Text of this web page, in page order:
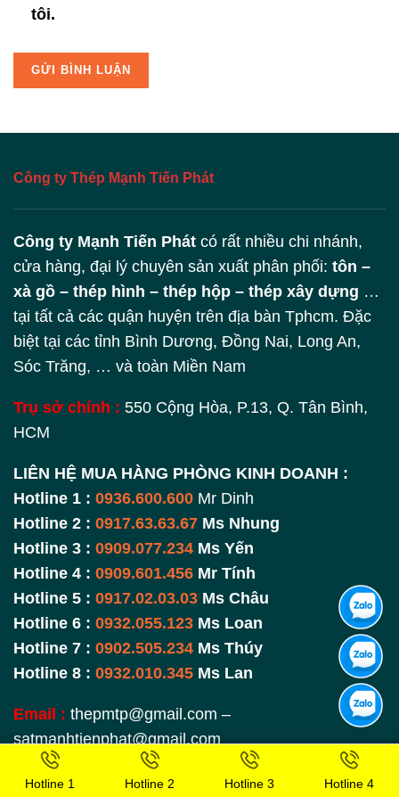
tôi.
Công ty Thép Mạnh Tiến Phát
Công ty Mạnh Tiến Phát có rất nhiều chi nhánh,
cửa hàng, đại lý chuyên sản xuất phân phối: tôn –
xà gồ – thép hình – thép hộp – thép xây dựng …
tại tất cả các quận huyện trên địa bàn Tphcm. Đặc
biệt tại các tỉnh Bình Dương, Đồng Nai, Long An,
Sóc Trăng, … và toàn Miền Nam
Trụ sở chính : 550 Cộng Hòa, P.13, Q. Tân Bình,
HCM
LIÊN HỆ MUA HÀNG PHÒNG KINH DOANH :
Hotline 1 : 0936.600.600 Mr Dinh
Hotline 2 : 0917.63.63.67 Ms Nhung
Hotline 3 : 0909.077.234 Ms Yến
Hotline 4 : 0909.601.456 Mr Tính
Hotline 5 : 0917.02.03.03 Ms Châu
Hotline 6 : 0932.055.123 Ms Loan
Hotline 7 : 0902.505.234 Ms Thúy
Hotline 8 : 0932.010.345 Ms Lan
Email : thepmtp@gmail.com –
satmanhtienphat@gmail.com
Website : thepmanhtienphat.com
Hotline 1 Hotline 2 Hotline 3 Hotline 4